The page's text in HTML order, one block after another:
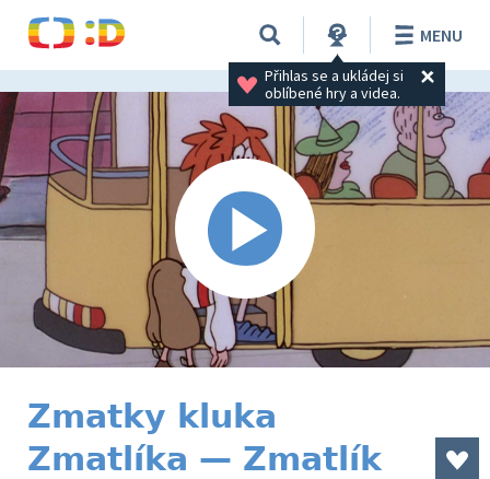
Přihlas se a ukládej si
oblíbené hry a videa.
MENU
Zmatky kluka
Zmatlíka — Zmatlík